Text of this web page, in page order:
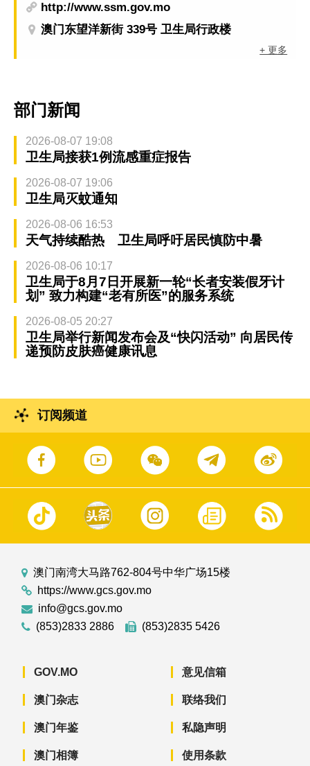
http://www.ssm.gov.mo
澳门东望洋新街 339号 卫生局行政楼
+ 更多
部门新闻
2026-08-07 19:08
卫生局接获1例流感重症报告
2026-08-07 19:06
卫生局灭蚊通知
2026-08-06 16:53
天气持续酷热 卫生局呼吁居民慎防中暑
2026-08-06 10:17
卫生局于8月7日开展新一轮“长者安装假牙计
划” 致力构建“老有所医”的服务系统
2026-08-05 20:27
卫生局举行新闻发布会及“快闪活动” 向居民传
递预防皮肤癌健康讯息
订阅频道
澳门南湾大马路762-804号中华广场15楼
https://www.gcs.gov.mo
info@gcs.gov.mo
(853)2833 2886
(853)2835 5426
GOV.MO
澳门杂志
澳门年鉴
澳门相簿
意见信箱
联络我们
私隐声明
使用条款